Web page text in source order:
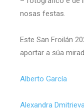
nosas festas.
Este San Froilán
aportar a súa
Alberto García
Alexandra